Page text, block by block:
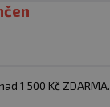
1 500 Kč ZDARMA.